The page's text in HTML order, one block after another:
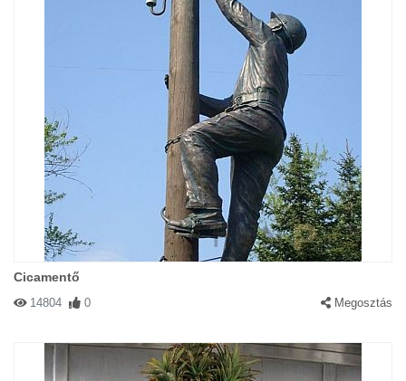
Cicamentő
14804 0 Megosztás